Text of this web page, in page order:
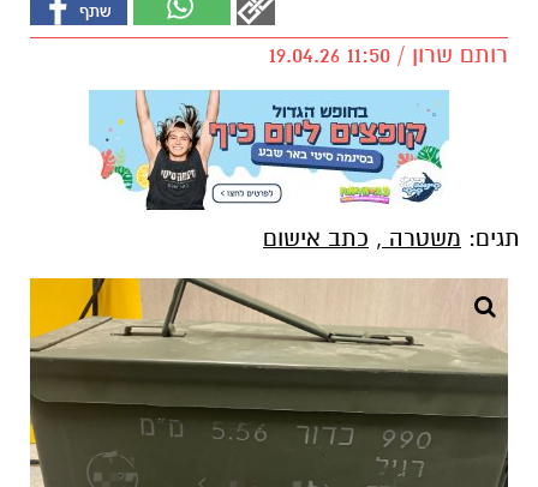
רותם שרון / 11:50 19.04.26
תגים: משטרה , כתב אישום